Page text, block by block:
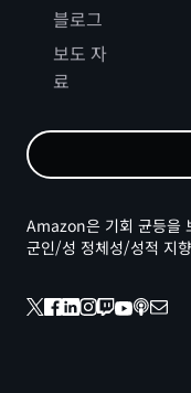
블로그
보도 자
료
Amazon은 기회 균등을
군인/성 정체성/성적 지